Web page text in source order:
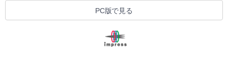
PC版で見る